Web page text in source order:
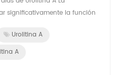
significativamente la función
Urolitina A
A